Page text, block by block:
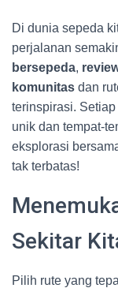
Di dunia sepeda
perjalanan
bersepeda,
komunitas dan
terinspirasi.
unik dan tempat-
eksplorasi
tak terbatas!
Sekitar
Pilih rute yang